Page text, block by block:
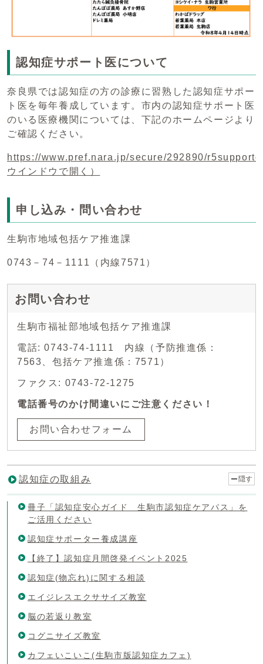
認知症サポート医について
奈良県では認知症の方の診療に習熟した認知症サポー
ト医を毎年養成しています。市内の認知症サポート医
のいる医療機関については、下記のホームページより
ご確認ください。
https://www.pref.nara.jp/secure/292890/
ウインドウで開く）
申し込み・問い合わせ
生駒市地域包括ケア推進課
0743－74－1111（内線7571）
お問い合わせ
生駒市福祉部地域包括ケア推進課
電話: 0743-74-1111 内線（予防推進係：
7563、包括ケア推進係：7571）
ファクス: 0743-72-1275
電話番号のかけ間違いにご注意ください！
お問い合わせフォーム
認知症の取組み 隠す
冊子「認知症安心ガイド 生駒市認知症ケアパス」を
ご活用ください
認知症サポーター養成講座
【終了】認知症月間啓発イベント2025
認知症(物忘れ)に関する相談
エイジレスエクササイズ教室
脳の若返り教室
コグニサイズ教室
カフェいこいこ(生駒市版認知症カフェ)